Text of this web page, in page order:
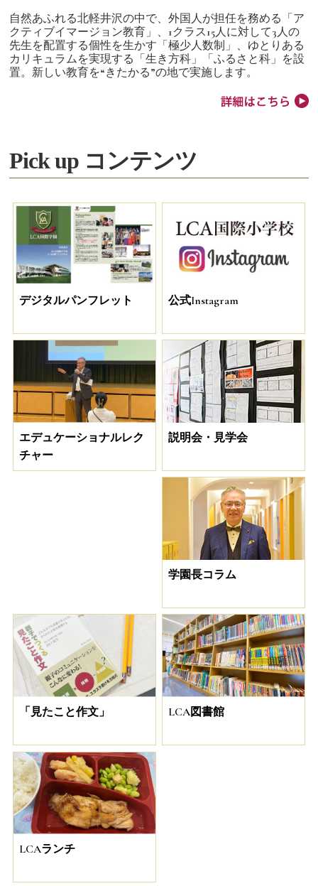
自然あふれる北軽井沢の中で、外国人が担任を務める「ア
クティブイマージョン教育」、1クラス15人に対して3人の
先生を配置する個性を生かす「極少人数制」、ゆとりある
カリキュラムを実現する「生き方科」「ふるさと科」を設
置。新しい教育を“きたかる”の地で実施します。
Pick up コンテンツ
デジタルパンフレット 公式Instagram
エデュケーショナルレク
チャー
説明会・見学会
学園長コラム
「見たこと作文」 LCA図書館
LCAランチ